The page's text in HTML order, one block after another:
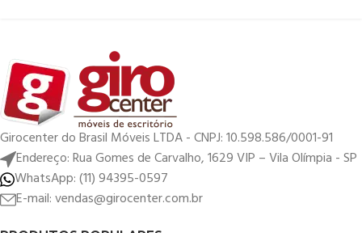
Girocenter do Brasil Móveis LTDA - CNPJ: 10.598.586/0001-91
Endereço: Rua Gomes de Carvalho, 1629 VIP – Vila Olímpia - SP
WhatsApp: (11) 94395-0597
E-mail: vendas@girocenter.com.br